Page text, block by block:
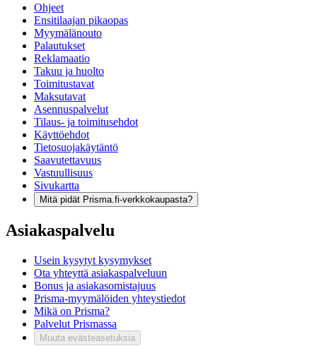
Ohjeet
Ensitilaajan pikaopas
Myymälänouto
Palautukset
Reklamaatio
Takuu ja huolto
Toimitustavat
Maksutavat
Asennuspalvelut
Tilaus- ja toimitusehdot
Käyttöehdot
Tietosuojakäytäntö
Saavutettavuus
Vastuullisuus
Sivukartta
Mitä pidät Prisma.fi-verkkokaupasta?
Asiakaspalvelu
Usein kysytyt kysymykset
Ota yhteyttä asiakaspalveluun
Bonus ja asiakasomistajuus
Prisma-myymälöiden yhteystiedot
Mikä on Prisma?
Palvelut Prismassa
Muuta evästeasetuksia